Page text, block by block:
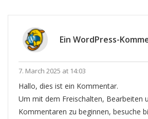
Ein WordPress-
7. March 2025 at 14:03
Hallo, dies ist ein Kommentar.
Um mit dem Freischalten, Bearbeiten
Kommentaren zu beginnen, besuche